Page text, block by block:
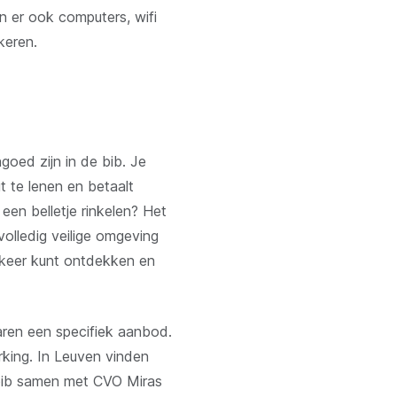
er ook computers, wifi
zijn in de bib. Je
te lenen en betaalt
belletje rinkelen? Het
veilige omgeving
kunt ontdekken en
een specifiek aanbod.
In Leuven vinden
samen met CVO Miras